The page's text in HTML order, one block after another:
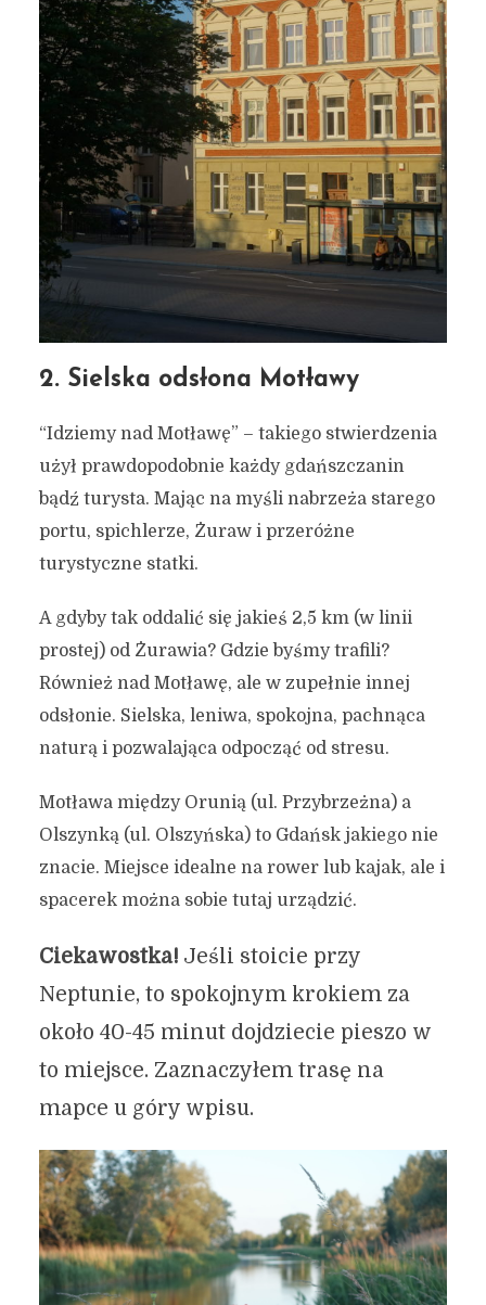
2. Sielska odsłona Motławy
“Idziemy nad Motławę” – takiego stwierdzenia
użył prawdopodobnie każdy gdańszczanin
bądź turysta. Mając na myśli nabrzeża starego
portu, spichlerze, Żuraw i przeróżne
turystyczne statki.
A gdyby tak oddalić się jakieś 2,5 km (w linii
prostej) od Żurawia? Gdzie byśmy trafili?
Również nad Motławę, ale w zupełnie innej
odsłonie. Sielska, leniwa, spokojna, pachnąca
naturą i pozwalająca odpocząć od stresu.
Motława między Orunią (ul. Przybrzeżna) a
Olszynką (ul. Olszyńska) to Gdańsk jakiego nie
znacie. Miejsce idealne na rower lub kajak, ale i
spacerek można sobie tutaj urządzić.
Ciekawostka! Jeśli stoicie przy
Neptunie, to spokojnym krokiem za
około 40-45 minut dojdziecie pieszo w
to miejsce. Zaznaczyłem trasę na
mapce u góry wpisu.